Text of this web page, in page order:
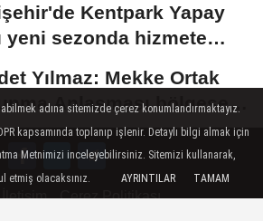
Kentpark Yapay
yeni sezonda hizmete
Yılmaz: Mekke Ortak
Anlaşması bölgesel
İletişim Çerez Politikası
adına sitemizde çerez konumlandırmaktayız.
kapsamında toplanıp işlenir. Detaylı bilgi almak için
Metnimizi inceleyebilirsiniz. Sitemizi kullanarak,
etmiş olacaksınız.
AYRINTILAR TAMAM